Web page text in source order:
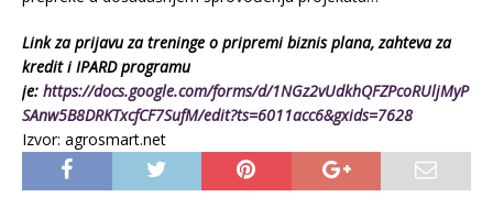
Link za prijavu za treninge o pripremi biznis plana, zahteva za
kredit i IPARD programu
je: https://docs.google.com/forms/d/1NGz2vUdkhQFZPcoRUljMyP
SAnw5B8DRKTxcfCF7SufM/edit?ts=6011acc6&gxids=7628
Izvor: agrosmart.net